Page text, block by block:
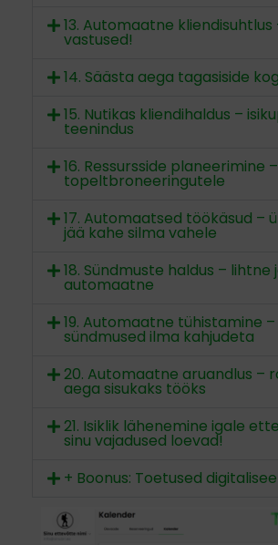
13. Automaatne
vastused!
14. Säästa aega tagasiside
15. Nutikas kliendihaldus –
teenindus
16. Ressursside planeerimine
topeltbroneeringutele
17. Automaatsed töökäsud –
jää kahe silma vahele
18. Sündmuste haldus – lihtne
automaatne
19. Automaatne tühistamine
sündmused ilma kahjudeta
20. Automaatne aruandlus –
aega sisukaks tööks
21. Isiklik lähenemine igale
sinu vajadused loevad!
+ Boonus: Toetused